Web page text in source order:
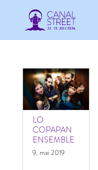
LO
COPAPAN
ENSEMBLE
9. mai 2019